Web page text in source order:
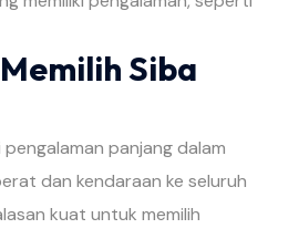
Siba
pengalaman panjang dalam
dan kendaraan ke seluruh
kuat untuk memilih